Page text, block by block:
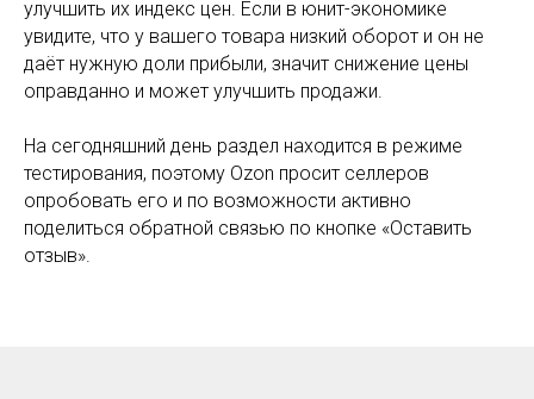
улучшить их индекс цен. Если в юнит-экономике
увидите, что у вашего товара низкий оборот и он не
даёт нужную доли прибыли, значит снижение цены
оправданно и может улучшить продажи.
На сегодняшний день раздел находится в режиме
тестирования, поэтому Ozon просит селлеров
опробовать его и по возможности активно
поделиться обратной связью по кнопке «Оставить
отзыв».